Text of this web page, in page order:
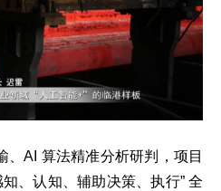
、AI 算法精准分析研判，项目
、认知、辅助决策、执行” 全